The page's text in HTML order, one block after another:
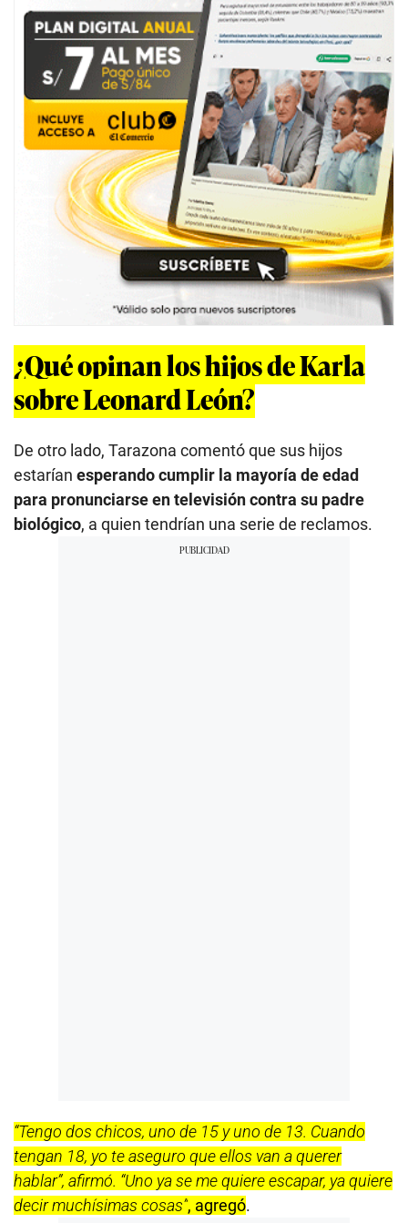
¿Qué opinan los hijos de Karla
sobre Leonard León?
De otro lado, Tarazona comentó que sus hijos
estarían esperando cumplir la mayoría de edad
para pronunciarse en televisión contra su padre
biológico, a quien tendrían una serie de reclamos.
“Tengo dos chicos, uno de 15 y uno de 13. Cuando
tengan 18, yo te aseguro que ellos van a querer
hablar”, afirmó. “Uno ya se me quiere escapar, ya quiere
decir muchísimas cosas”, agregó.